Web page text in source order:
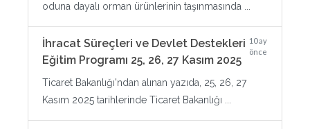
oduna dayalı orman ürünlerinin taşınmasında ...
İhracat Süreçleri ve Devlet Destekleri
Eğitim Programı 25, 26, 27 Kasım 2025
10 ay
önce
Ticaret Bakanlığı'ndan alınan yazıda, 25, 26, 27
Kasım 2025 tarihlerinde Ticaret Bakanlığı ...